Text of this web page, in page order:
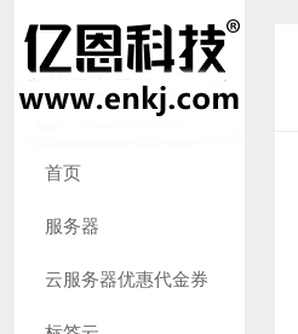
首页
服务器
云服务器优惠代金券